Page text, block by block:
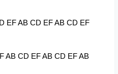
EF AB CD EF AB CD EF
AB CD EF AB CD EF AB